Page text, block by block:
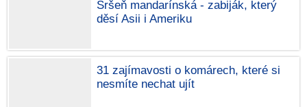
Sršeň mandarínská - zabiják, který
děsí Asii i Ameriku
31 zajímavosti o komárech, které si
nesmíte nechat ujít